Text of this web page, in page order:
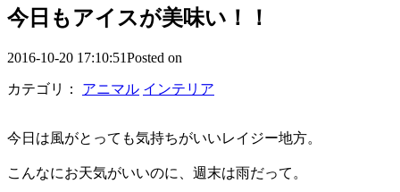
今日もアイスが美味い！！
2016-10-20 17:10:51Posted on
カテゴリ： アニマル インテリア
今日は風がとっても気持ちがいいレイジー地方。
こんなにお天気がいいのに、週末は雨だって。